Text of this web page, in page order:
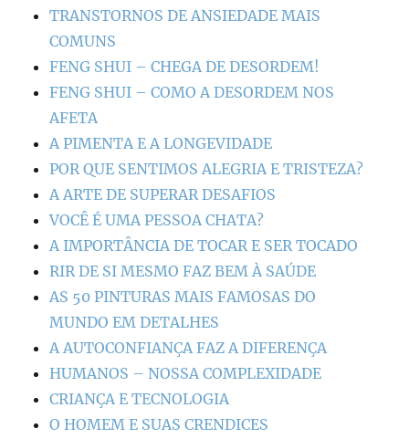
TRANSTORNOS DE ANSIEDADE MAIS
COMUNS
FENG SHUI – CHEGA DE DESORDEM!
FENG SHUI – COMO A DESORDEM NOS
AFETA
A PIMENTA E A LONGEVIDADE
POR QUE SENTIMOS ALEGRIA E TRISTEZA?
A ARTE DE SUPERAR DESAFIOS
VOCÊ É UMA PESSOA CHATA?
A IMPORTÂNCIA DE TOCAR E SER TOCADO
RIR DE SI MESMO FAZ BEM À SAÚDE
AS 50 PINTURAS MAIS FAMOSAS DO
MUNDO EM DETALHES
A AUTOCONFIANÇA FAZ A DIFERENÇA
HUMANOS – NOSSA COMPLEXIDADE
CRIANÇA E TECNOLOGIA
O HOMEM E SUAS CRENDICES